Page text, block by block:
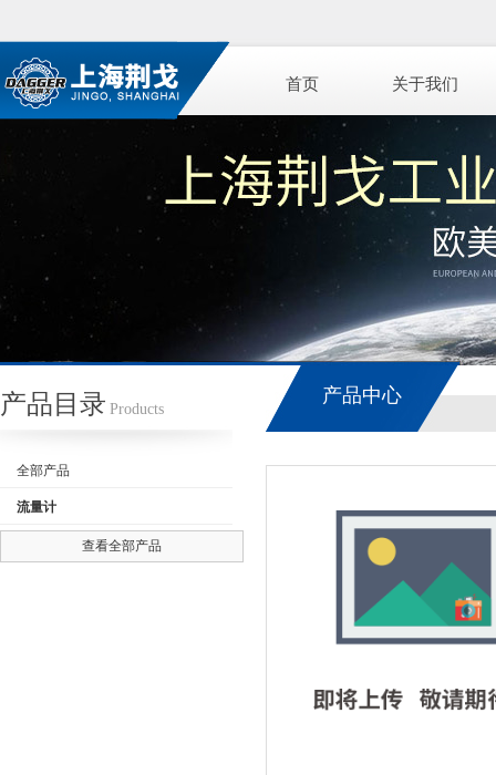
首页 关于我们
产品目录 Products
全部产品
流量计
查看全部产品
产品中心